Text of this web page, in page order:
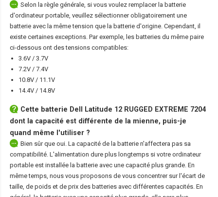
Selon la règle générale, si vous voulez remplacer la batterie
d'ordinateur portable, veuillez sélectionner obligatoirement une
batterie avec la même tension que la batterie d'origine. Cependant, il
existe certaines exceptions. Par exemple, les batteries du même paire
ci-dessous ont des tensions compatibles:
3.6V / 3.7V
7.2V / 7.4V
10.8V / 11.1V
14.4V / 14.8V
Cette batterie Dell Latitude 12 RUGGED EXTREME 7204
dont la capacité est différente de la mienne, puis-je
quand même l'utiliser ?
Bien sûr que oui. La capacité de la batterie n'affectera pas sa
compatibilité. L'alimentation dure plus longtemps si votre ordinateur
portable est installée la batterie avec une capacité plus grande. En
même temps, nous vous proposons de vous concentrer sur l'écart de
taille, de poids et de prix des batteries avec différentes capacités. En